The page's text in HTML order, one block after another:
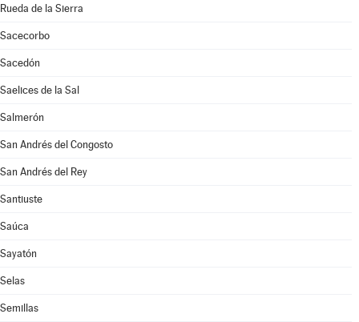
Rueda de la Sierra
Sacecorbo
Sacedón
Saelices de la Sal
Salmerón
San Andrés del Congosto
San Andrés del Rey
Santiuste
Saúca
Sayatón
Selas
Semillas